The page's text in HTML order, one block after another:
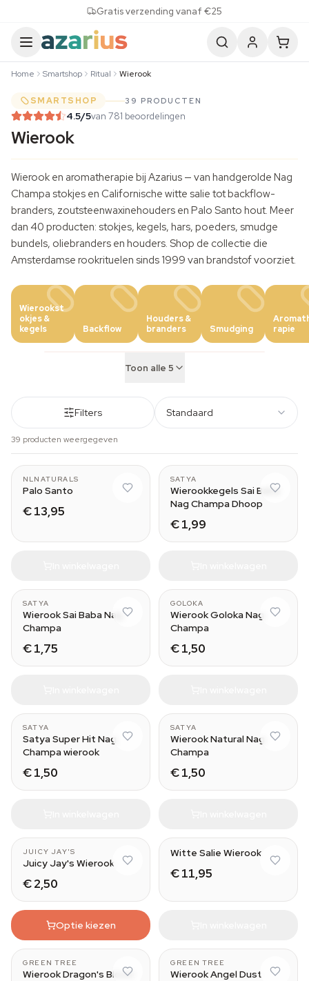
Gratis verzending vanaf €25
Home Smartshop Ritual Wierook
SMARTSHOP 39 PRODUCTEN
4.5/5van 781 beoordelingen
Wierook
Wierook en aromatherapie bij Azarius — van handgerolde Nag
Champa stokjes en Californische witte salie tot backflow-
branders, zoutsteenwaxinehouders en Palo Santo hout. Meer
dan 40 producten: stokjes, kegels, hars, poeders, smudge
bundels, oliebranders en houders. Shop de collectie die
Amsterdamse rookrituelen sinds 1999 van brandstof voorziet.
Wierookst
okjes &
kegels
Backflow
Houders &
branders
Smudging
rapie
Toon alle 5
Filters Standaard
39 producten weergegeven
Wood (50 grams)
NLNATURALS
Palo Santo
€ 13,95
SATYA
Wierookkegels Sai Baba
Nag Champa Dhoop
€ 1,99
SATYA
Wierook Sai Baba Nag
Champa
€ 1,75
GOLOKA
Wierook Goloka Nag
Champa
€ 1,50
SATYA
Satya Super Hit Nag
Champa wierook
€ 1,50
SATYA
Wierook Natural Nag
Champa
€ 1,50
JUICY JAY'S
Juicy Jay's Wierook
€ 2,50
Optie kiezen
Witte Salie Wierook
€ 11,95
GREEN TREE
Wierook Dragon's Blood
GREEN TREE
Wierook Angel Dust